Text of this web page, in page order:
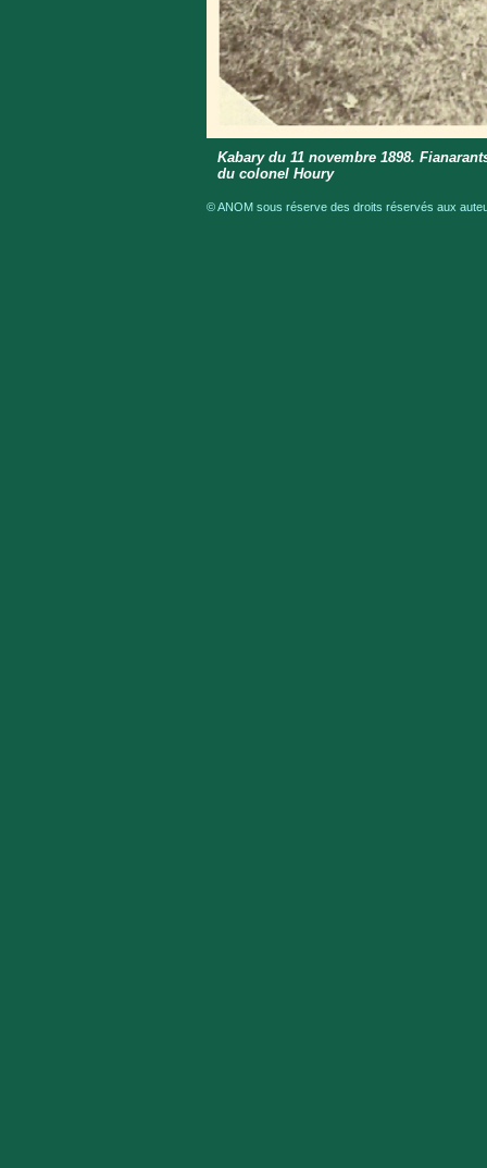
Kabary du 11 novembre 1898.
du colonel Houry
© ANOM sous réserve des droits réservés aux